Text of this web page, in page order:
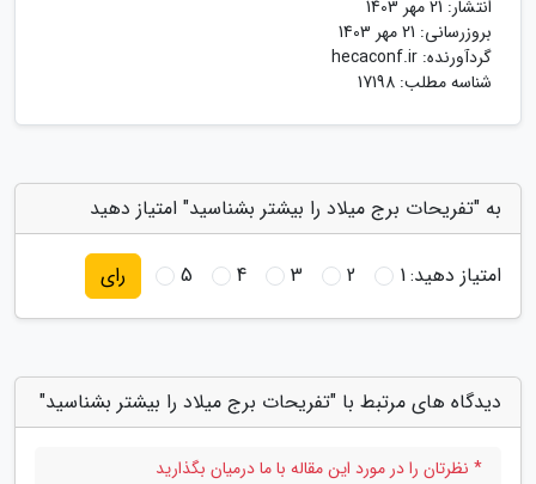
انتشار: 21 مهر 1403
بروزرسانی: 21 مهر 1403
گردآورنده: hecaconf.ir
شناسه مطلب: 17198
به "تفریحات برج میلاد را بیشتر بشناسید" امتیاز دهید
امتیاز دهید:1
2
3
4
5 رای
دیدگاه های مرتبط با "تفریحات برج میلاد را بیشتر بشناسید"
* نظرتان را در مورد این مقاله با ما درمیان بگذارید